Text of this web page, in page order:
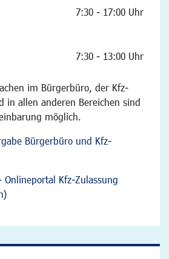
7:30 - 17:00 Uhr
7:30 - 13:00 Uhr
im Bürgerbüro, der Kfz-
in allen anderen Bereichen sind
möglich.
Bürgerbüro und Kfz-
Onlineportal Kfz-Zulassung